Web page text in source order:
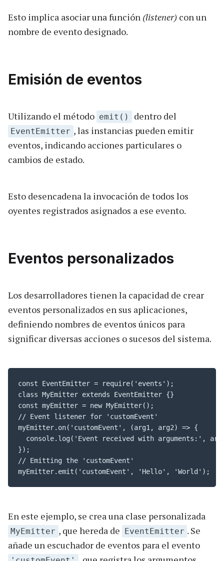
Esto implica asociar una función (listener) con un
nombre de evento designado.
Emisión de eventos
Utilizando el método emit() dentro del
EventEmitter , las instancias pueden emitir
eventos, indicando acciones particulares o
cambios de estado.
Esto desencadena la invocación de todos los
oyentes registrados asignados a ese evento.
Eventos personalizados
Los desarrolladores tienen la capacidad de crear
eventos personalizados en sus aplicaciones,
definiendo nombres de eventos únicos para
significar diversas acciones o sucesos del sistema.
const EventEmitter = require('events');
class MyEmitter extends EventEmitter {}
const myEmitter = new MyEmitter();
// Event listener for 'customEvent'
myEmitter.on('customEvent', (arg1, arg2) => {
console.log('Event received with arguments:',
});
// Emitting the 'customEvent'
myEmitter.emit('customEvent', 'Hello', 'World');
En este ejemplo, se crea una clase personalizada
MyEmitter , que hereda de EventEmitter . Se
añade un escuchador de eventos para el evento